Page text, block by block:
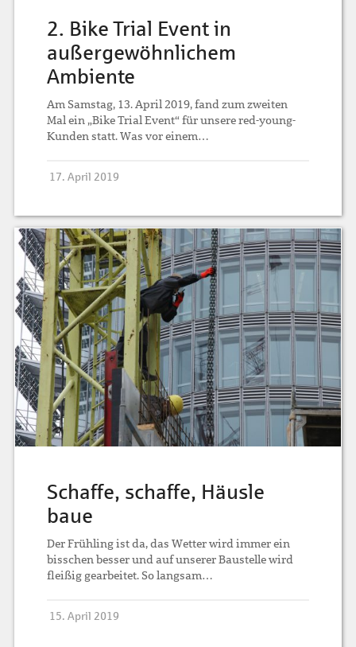
2. Bike Trial Event in
außergewöhnlichem
Ambiente
Am Samstag, 13. April 2019, fand zum zweiten
Mal ein „Bike Trial Event“ für unsere red-young-
Kunden statt. Was vor einem…
17. April 2019
Schaffe, schaffe, Häusle
baue
Der Frühling ist da, das Wetter wird immer ein
bisschen besser und auf unserer Baustelle wird
fleißig gearbeitet. So langsam…
15. April 2019